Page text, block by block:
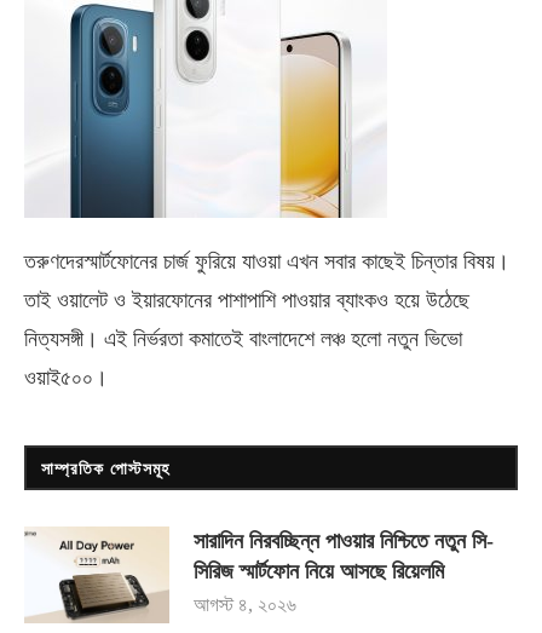
তরুণদেরস্মার্টফোনের চার্জ ফুরিয়ে যাওয়া এখন সবার কাছেই চিন্তার বিষয়।
তাই ওয়ালেট ও ইয়ারফোনের পাশাপাশি পাওয়ার ব্যাংকও হয়ে উঠেছে
নিত্যসঙ্গী। এই নির্ভরতা কমাতেই বাংলাদেশে লঞ্চ হলো নতুন ভিভো
ওয়াই৫০০ ।
সাম্প্রতিক পোস্টসমূহ
সারাদিন নিরবচ্ছিন্ন পাওয়ার নিশ্চিতে নতুন সি-
সিরিজ স্মার্টফোন নিয়ে আসছে রিয়েলমি
আগস্ট ৪, ২০২৬